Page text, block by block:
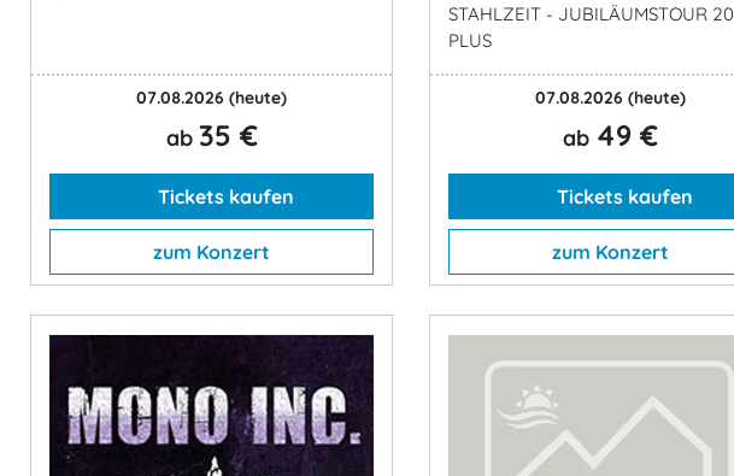
07.08.2026 (heute)
ab 35 €
Tickets kaufen
zum Konzert
STAHLZEIT - JUBILÄUMSTOUR 20
PLUS
07.08.2026 (heute)
ab 49 €
Tickets kaufen
zum Konzert